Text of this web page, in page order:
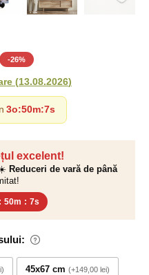
excelent!
Reduceri de vară de până
: 50m : 6s
45x67 cm +149,00 lei
-26%
(13.08.2026)
3o:50m:6s